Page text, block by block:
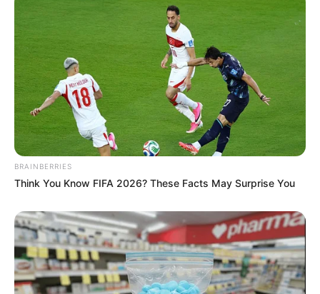
BRAINBERRIES
Think You Know FIFA 2026? These Facts May Surprise You